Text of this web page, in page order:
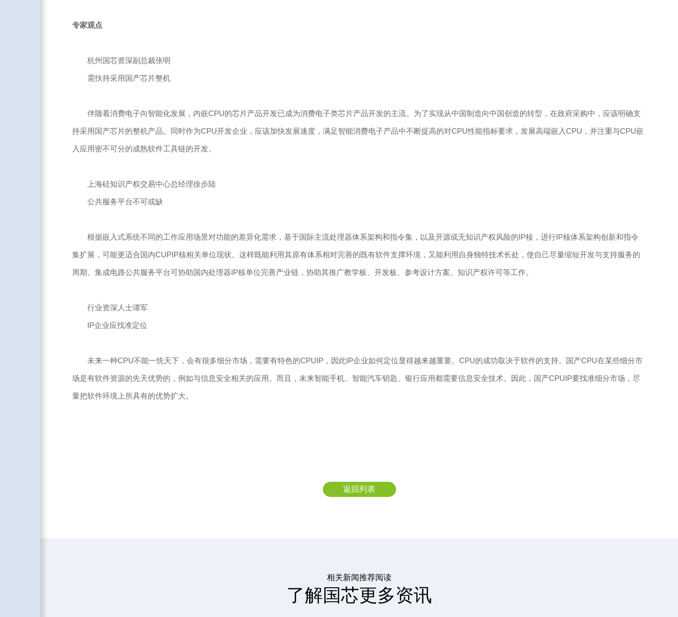
专家观点
杭州国芯资深副总裁张明
需扶持采用国产芯片整机
伴随着消费电子向智能化发展，内嵌CPU的芯片产品开发已成为消费电子类芯片产品开发的主流。为了实现从中国制造向中国创造的转型，在政府采购中，应该明确支
持采用国产芯片的整机产品。同时作为CPU开发企业，应该加快发展速度，满足智能消费电子产品中不断提高的对CPU性能指标要求，发展高端嵌入CPU，并注重与CPU嵌
入应用密不可分的成熟软件工具链的开发。
上海硅知识产权交易中心总经理徐步陆
公共服务平台不可或缺
根据嵌入式系统不同的工作应用场景对功能的差异化需求，基于国际主流处理器体系架构和指令集，以及开源或无知识产权风险的IP核，进行IP核体系架构创新和指令
集扩展，可能更适合国内CUPIP核相关单位现状。这样既能利用其原有体系相对完善的既有软件支撑环境，又能利用自身独特技术长处，使自己尽量缩短开发与支持服务的
周期。集成电路公共服务平台可协助国内处理器IP核单位完善产业链，协助其推广教学板、开发板、参考设计方案、知识产权许可等工作。
行业资深人士谭军
IP企业应找准定位
未来一种CPU不能一统天下，会有很多细分市场，需要有特色的CPUIP，因此IP企业如何定位显得越来越重要。CPU的成功取决于软件的支持。国产CPU在某些细分市
场是有软件资源的先天优势的，例如与信息安全相关的应用。而且，未来智能手机、智能汽车钥匙、银行应用都需要信息安全技术。因此，国产CPUIP要找准细分市场，尽
量把软件环境上所具有的优势扩大。
返回列表
相关新闻推荐阅读
了解国芯更多资讯